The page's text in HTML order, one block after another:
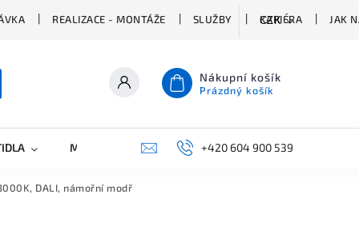
REALIZACE - MONTÁŽE SLUŽBY KARIÉRA JAK
CZK
Nákupní košík
Prázdný košík
MARKETING KONTAKTY+420 604 900 539
DALI, námořní modř